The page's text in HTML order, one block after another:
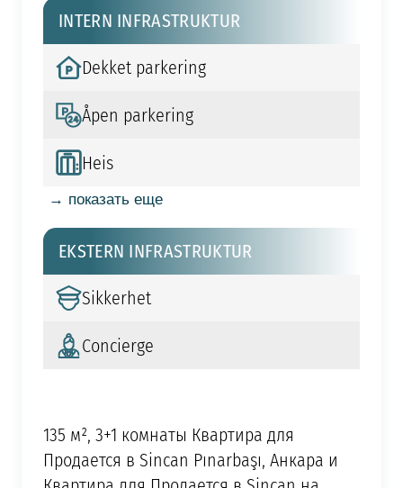
INTERN INFRASTRUKTUR
Dekket parkering
Åpen parkering
Heis
→ показать еще
EKSTERN INFRASTRUKTUR
Sikkerhet
Concierge
135 м², 3+1 комнаты Квартира для
Продается в Sincan Pınarbaşı, Анкара и